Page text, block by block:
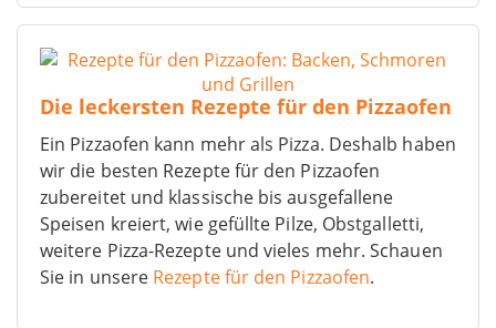
Die leckersten Rezepte für den Pizzaofen
Ein Pizzaofen kann mehr als Pizza. Deshalb haben
wir die besten Rezepte für den Pizzaofen
zubereitet und klassische bis ausgefallene
Speisen kreiert, wie gefüllte Pilze, Obstgalletti,
weitere Pizza-Rezepte und vieles mehr. Schauen
Sie in unsere Rezepte für den Pizzaofen.